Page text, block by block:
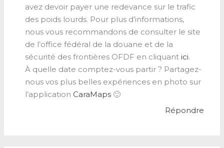
avez devoir payer une redevance sur le trafic
des poids lourds. Pour plus d’informations,
nous vous recommandons de consulter le site
de l’office fédéral de la douane et de la
sécurité des frontières OFDF en cliquantici.
À quelle date comptez-vous partir ? Partagez-
nous vos plus belles expériences en photo sur
l’application CaraMaps 🙂
Répondre